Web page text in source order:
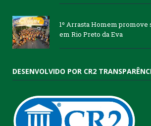
1º Arrasta Homem promove
em Rio Preto da Eva
DESENVOLVIDO POR CR2